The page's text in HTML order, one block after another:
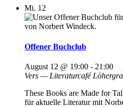
Mi. 12
Offener Buchclub
August 12 @ 19:00 - 21:00
Vers — Literaturcafé
These Books are Made for
für aktuelle Literatur mit